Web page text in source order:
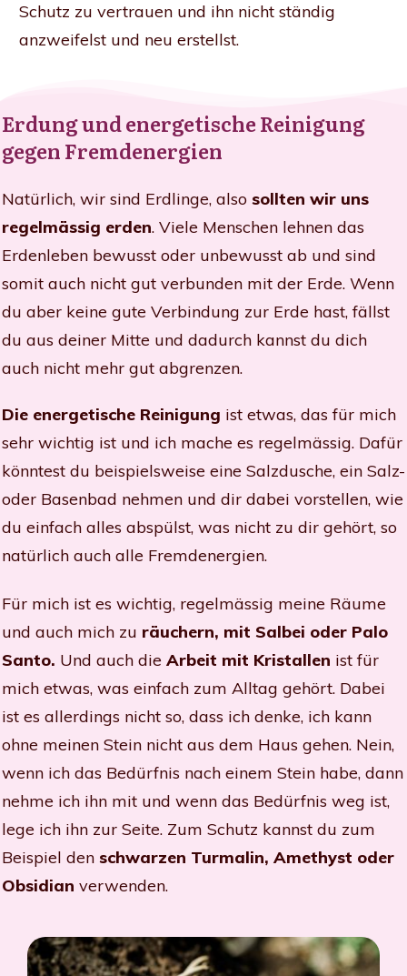
Schutz zu vertrauen und ihn nicht ständig
anzweifelst und neu erstellst.
Erdung und energetische Reinigung
gegen Fremdenergien
Natürlich, wir sind Erdlinge, also sollten wir uns
regelmässig erden. Viele Menschen lehnen das
Erdenleben bewusst oder unbewusst ab und sind
somit auch nicht gut verbunden mit der Erde. Wenn
du aber keine gute Verbindung zur Erde hast, fällst
du aus deiner Mitte und dadurch kannst du dich
auch nicht mehr gut abgrenzen.
Die energetische Reinigung ist etwas, das für mich
sehr wichtig ist und ich mache es regelmässig. Dafür
könntest du beispielsweise eine Salzdusche, ein Salz-
oder Basenbad nehmen und dir dabei vorstellen, wie
du einfach alles abspülst, was nicht zu dir gehört, so
natürlich auch alle Fremdenergien.
Für mich ist es wichtig, regelmässig meine Räume
und auch mich zu räuchern, mit Salbei oder Palo
Santo. Und auch die Arbeit mit Kristallen ist für
mich etwas, was einfach zum Alltag gehört. Dabei
ist es allerdings nicht so, dass ich denke, ich kann
ohne meinen Stein nicht aus dem Haus gehen. Nein,
wenn ich das Bedürfnis nach einem Stein habe, dann
nehme ich ihn mit und wenn das Bedürfnis weg ist,
lege ich ihn zur Seite. Zum Schutz kannst du zum
Beispiel den schwarzen Turmalin, Amethyst oder
Obsidian verwenden.